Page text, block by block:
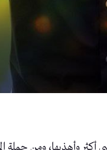
وأهذبها، ومن